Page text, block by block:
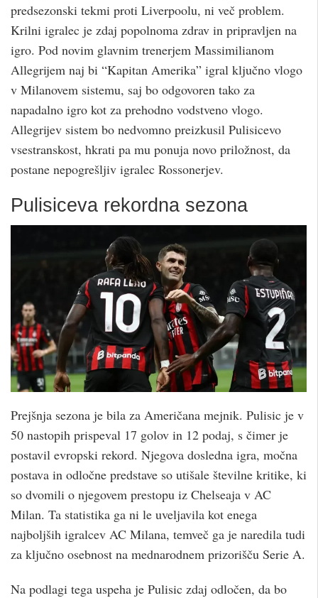
predsezonski tekmi proti Liverpoolu, ni več problem.
Krilni igralec je zdaj popolnoma zdrav in pripravljen na
igro. Pod novim glavnim trenerjem Massimilianom
Allegrijem naj bi “Kapitan Amerika” igral ključno vlogo
v Milanovem sistemu, saj bo odgovoren tako za
napadalno igro kot za prehodno vodstveno vlogo.
Allegrijev sistem bo nedvomno preizkusil Pulisicevo
vsestranskost, hkrati pa mu ponuja novo priložnost, da
postane nepogrešljiv igralec Rossonerjev.
Pulisiceva rekordna sezona
Prejšnja sezona je bila za Američana mejnik. Pulisic je v
50 nastopih prispeval 17 golov in 12 podaj, s čimer je
postavil evropski rekord. Njegova dosledna igra, močna
postava in odločne predstave so utišale številne kritike, ki
so dvomili o njegovem prestopu iz Chelseaja v AC
Milan. Ta statistika ga ni le uveljavila kot enega
najboljših igralcev AC Milana, temveč ga je naredila tudi
za ključno osebnost na mednarodnem prizorišču Serie A.
Na podlagi tega uspeha je Pulisic zdaj odločen, da bo